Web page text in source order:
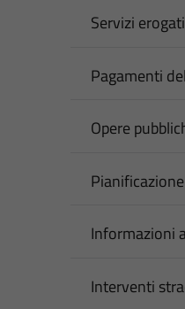
Servizi erogati
Pagamenti
Opere
Informazioni
Interventi